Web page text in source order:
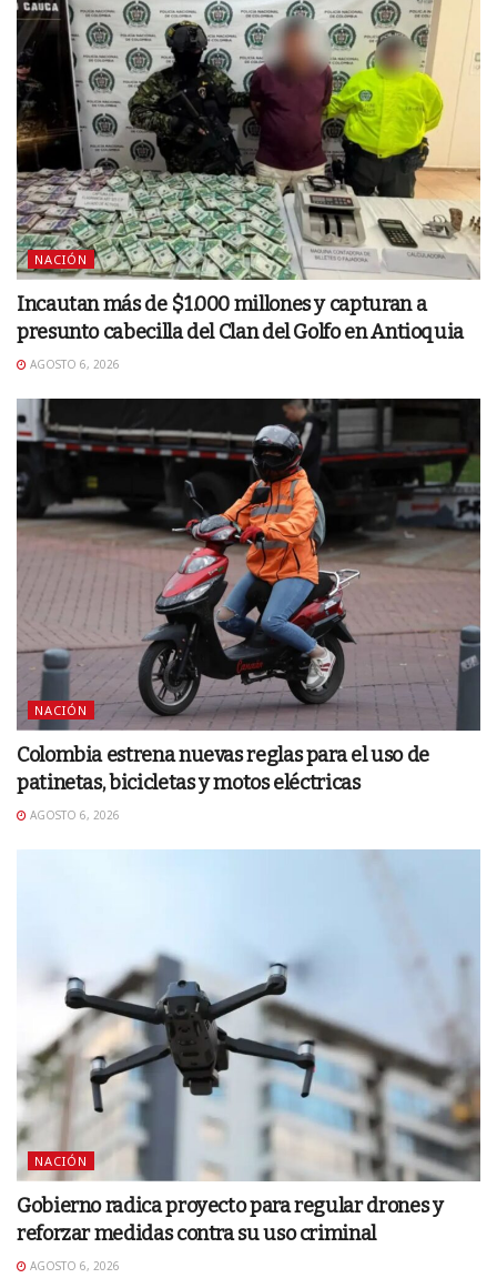
NACIÓN
Incautan más de $1.000 millones y capturan a
presunto cabecilla del Clan del Golfo en Antioquia
AGOSTO 6, 2026
NACIÓN
Colombia estrena nuevas reglas para el uso de
patinetas, bicicletas y motos eléctricas
AGOSTO 6, 2026
NACIÓN
Gobierno radica proyecto para regular drones y
reforzar medidas contra su uso criminal
AGOSTO 6, 2026